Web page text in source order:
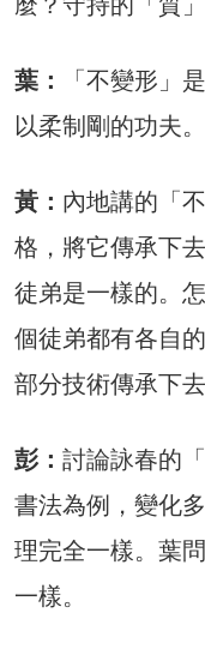
葉：
「不變形」
以柔制剛的功夫
黃： 內地講的「
格，將它傳承下
徒弟是一樣的。
個徒弟都有各自
部分技術傳承下
彭： 討論詠春的
書法為例，變化
理完全一樣。葉
一樣。